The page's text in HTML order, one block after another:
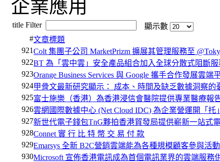
企業應用
title Filter
顯示數
#文章標題
921Colt 集團子公司 MarketPrizm 擴展其管理服務至
922BT 為「雲中雲」安全產品組合加入全球分散式阻斷
923Orange Business Services 與 Google 攜手合作發展雲端
924甲骨文最新研究顯示： 成本、時間及缺乏數據洞察
925富士施樂（香港）為香港浸信會醫院提供專業醫療報
926雲網國際數據中心 (Net Cloud IDC) 為企業營運開「托
927新世代電子錢包TnG夥拍香港貿發局提供嶄新一站式
928Connet 實 行 比 特 幣 交 易 付 款
929Emarsys 全新 B2C營銷雲端能為各種規模顧客參與活
930Microsoft 宣佈香港電訊成為首個電訊業界的雲端服務